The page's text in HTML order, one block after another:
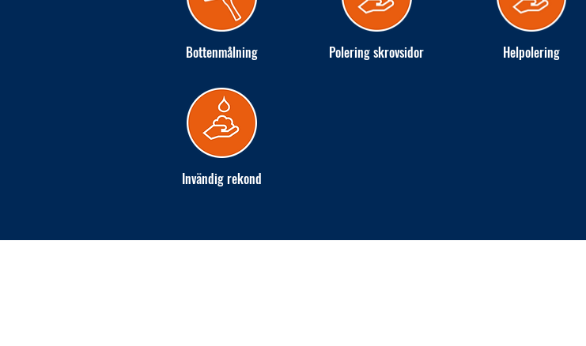
Bottenmålning Polering skrovsidor Helpolering
Invändig rekond